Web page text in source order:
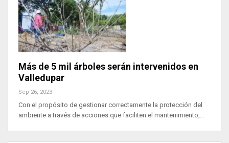
Más de 5 mil árboles serán intervenidos en
Valledupar
Sep 26, 2023
Con el propósito de gestionar correctamente la protección del
ambiente a través de acciones que faciliten el mantenimiento,…